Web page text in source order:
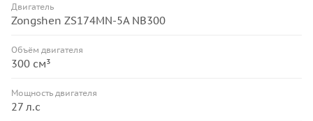
Двигатель
Zongshen ZS174MN-5A NB300
Объём двигателя
300 см³
Мощность двигателя
27 л.с